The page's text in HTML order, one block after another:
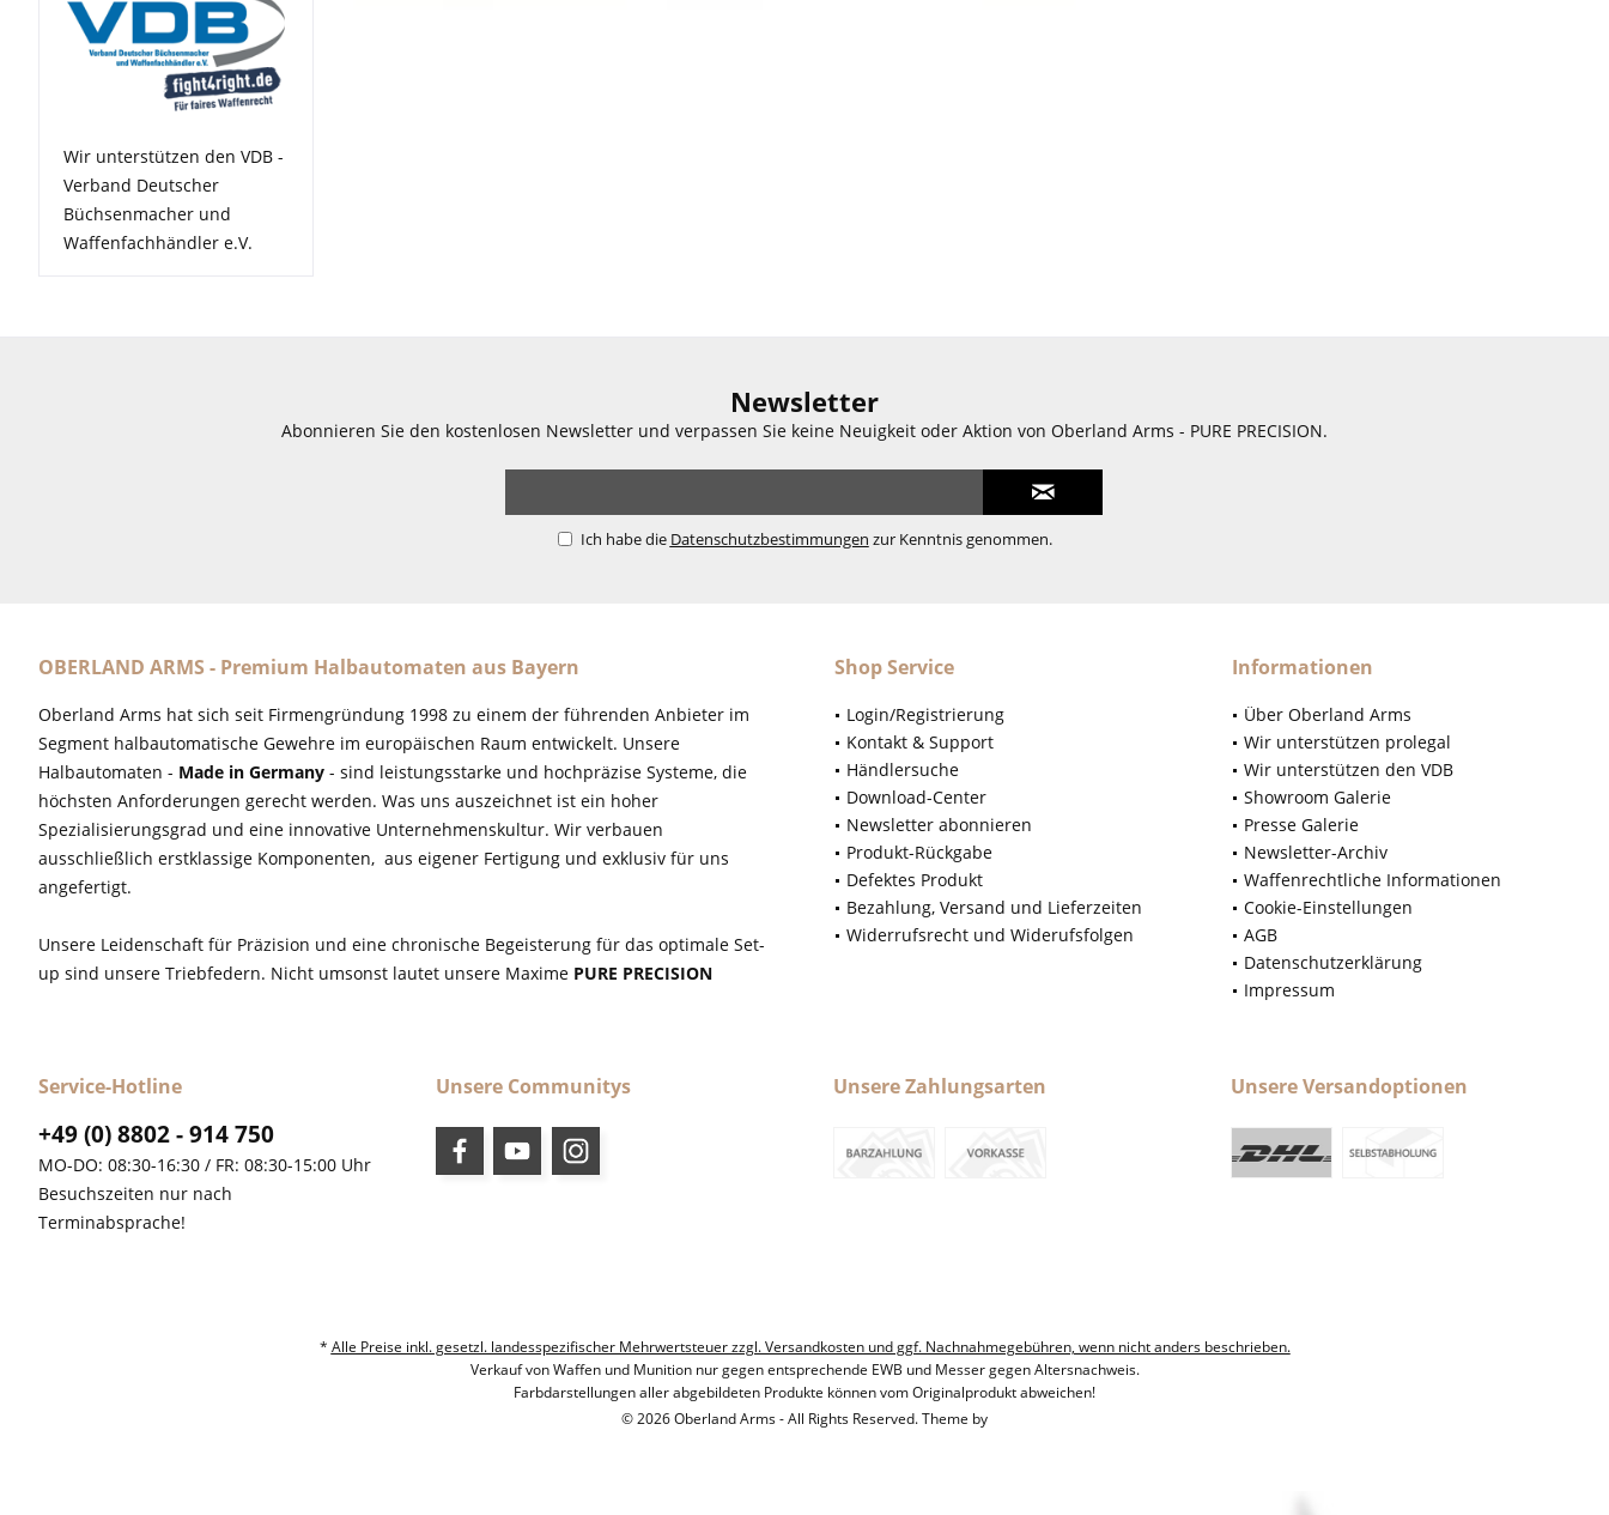
Wir unterstützen den VDB -
Verband Deutscher
Büchsenmacher und
Waffenfachhändler e.V.
Newsletter
Abonnieren Sie den kostenlosen Newsletter und verpassen Sie keine Neuigkeit oder Aktion von Oberland Arms - PURE PRECISION.
Ich habe die Datenschutzbestimmungen zur Kenntnis genommen.
OBERLAND ARMS - Premium Halbautomaten aus Bayern
Oberland Arms hat sich seit Firmengründung 1998 zu einem der führenden Anbieter im
Segment halbautomatische Gewehre im europäischen Raum entwickelt. Unsere
Halbautomaten - Made in Germany - sind leistungsstarke und hochpräzise Systeme, die
höchsten Anforderungen gerecht werden. Was uns auszeichnet ist ein hoher
Spezialisierungsgrad und eine innovative Unternehmenskultur. Wir verbauen
ausschließlich erstklassige Komponenten, aus eigener Fertigung und exklusiv für uns
angefertigt.
Unsere Leidenschaft für Präzision und eine chronische Begeisterung für das optimale Set-
up sind unsere Triebfedern. Nicht umsonst lautet unsere Maxime PURE PRECISION
Shop Service
Login/Registrierung
Kontakt & Support
Händlersuche
Download-Center
Newsletter abonnieren
Produkt-Rückgabe
Defektes Produkt
Bezahlung, Versand und Lieferzeiten
Widerrufsrecht und Widerufsfolgen
Informationen
Über Oberland Arms
Wir unterstützen prolegal
Wir unterstützen den VDB
Showroom Galerie
Presse Galerie
Newsletter-Archiv
Waffenrechtliche Informationen
Cookie-Einstellungen
AGB
Datenschutzerklärung
Impressum
Service-Hotline
+49 (0) 8802 - 914 750
MO-DO: 08:30-16:30 / FR: 08:30-15:00 Uhr
Besuchszeiten nur nach
Terminabsprache!
Unsere Communitys Unsere Zahlungsarten Unsere Versandoptionen
* Alle Preise inkl. gesetzl. landesspezifischer Mehrwertsteuer zzgl. Versandkosten und ggf. Nachnahmegebühren, wenn nicht anders beschrieben.
Verkauf von Waffen und Munition nur gegen entsprechende EWB und Messer gegen Altersnachweis.
Farbdarstellungen aller abgebildeten Produkte können vom Originalprodukt abweichen!
© 2026 Oberland Arms - All Rights Reserved. Theme by